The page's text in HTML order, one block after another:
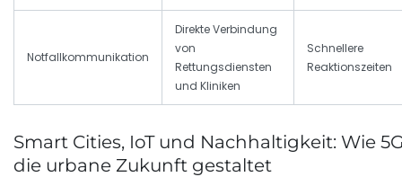
Notfallkommunikation
Direkte Verbindung
von
Rettungsdiensten
und Kliniken
Schnellere
Reaktionszeiten
Smart Cities, IoT und Nachhaltigkeit: Wie
die urbane Zukunft gestaltet